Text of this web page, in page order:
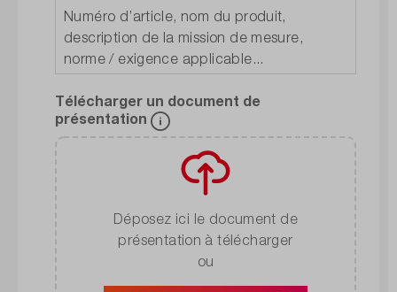
Télécharger un document de
présentation
Déposez ici le document de
présentation à télécharger
ou